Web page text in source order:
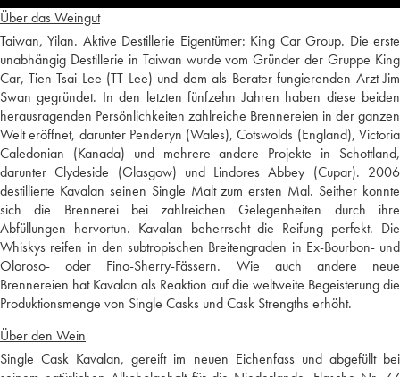
Über das Weingut
Taiwan, Yilan. Aktive Destillerie Eigentümer: King Car Group. Die erste
unabhängig Destillerie in Taiwan wurde vom Gründer der Gruppe King
Car, Tien-Tsai Lee (TT Lee) und dem als Berater fungierenden Arzt Jim
Swan gegründet. In den letzten fünfzehn Jahren haben diese beiden
herausragenden Persönlichkeiten zahlreiche Brennereien in der ganzen
Welt eröffnet, darunter Penderyn (Wales), Cotswolds (England), Victoria
Caledonian (Kanada) und mehrere andere Projekte in Schottland,
darunter Clydeside (Glasgow) und Lindores Abbey (Cupar). 2006
destillierte Kavalan seinen Single Malt zum ersten Mal. Seither konnte
sich die Brennerei bei zahlreichen Gelegenheiten durch ihre
Abfüllungen hervortun. Kavalan beherrscht die Reifung perfekt. Die
Whiskys reifen in den subtropischen Breitengraden in Ex-Bourbon- und
Oloroso- oder Fino-Sherry-Fässern. Wie auch andere neue
Brennereien hat Kavalan als Reaktion auf die weltweite Begeisterung die
Produktionsmenge von Single Casks und Cask Strengths erhöht.
Über den Wein
Single Cask Kavalan, gereift im neuen Eichenfass und abgefüllt bei